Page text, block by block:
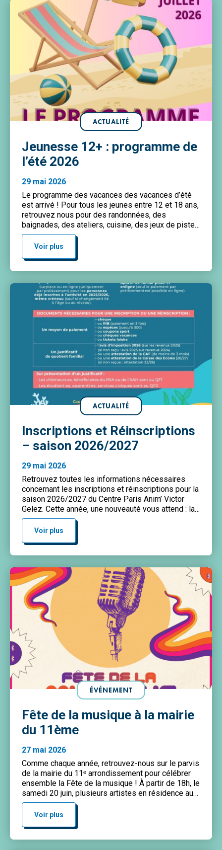
ACTUALITÉ
Jeunesse 12+ : programme de
l’été 2026
29 mai 2026
Le programme des vacances des vacances d’été
est arrivé ! Pour tous les jeunes entre 12 et 18 ans,
retrouvez nous pour des randonnées, des
baignades, des ateliers, cuisine, des jeux de piste…
etc. Tout est réuni pour passer un bel été et profiter
de vacances riches en découvertes ! Retrouvez le
programme complet en […]
Voir plus
ACTUALITÉ
Inscriptions et Réinscriptions
– saison 2026/2027
29 mai 2026
Retrouvez toutes les informations nécessaires
concernant les inscriptions et réinscriptions pour la
saison 2026/2027 du Centre Paris Anim’ Victor
Gelez. Cette année, une nouveauté vous attend : la
possibilité de vous inscrire directement en ligne.
Dates des inscriptions – RÉINSCRIPTIONS À partir
Voir plus
ÉVÉNEMENT
Fête de la musique à la mairie
du 11ème
27 mai 2026
Comme chaque année, retrouvez-nous sur le parvis
de la mairie du 11ᵉ arrondissement pour célébrer
ensemble la Fête de la musique ! À partir de 18h, le
samedi 20 juin, plusieurs artistes en résidence au
sein des structures partenaires du 11ᵉ
arrondissement se partageront la scène pour une
Voir plus